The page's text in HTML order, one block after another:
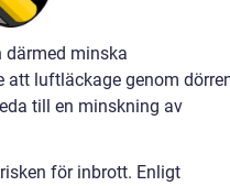
därmed minska
att luftläckage genom
till en minskning av
för inbrott. Enligt